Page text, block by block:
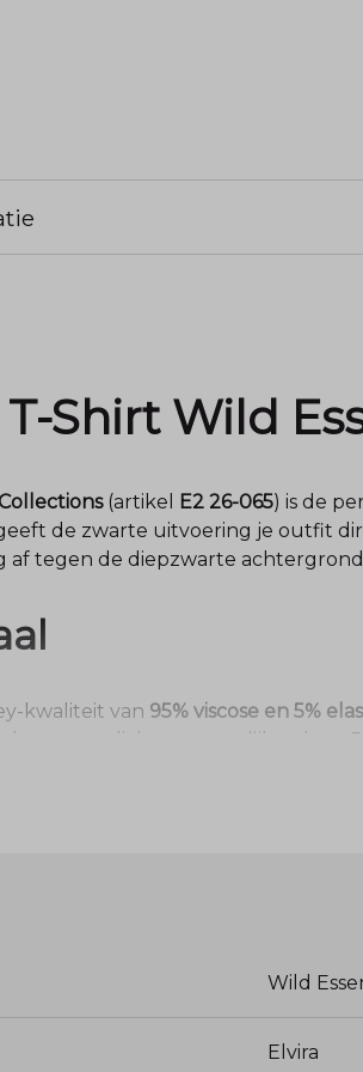
Shirt Wild
(artikel E2 26-065) is de
de zwarte uitvoering je outfit
af tegen de diepzwarte
kwaliteit van 95% viscose en 5%
met een lichte, natuurlijke glans.
Wild
Elvira